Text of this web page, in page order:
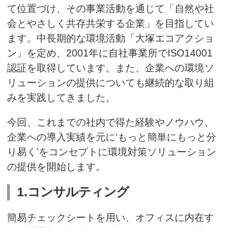
て位置づけ、その事業活動を通じて「自然や社
会とやさしく共存共栄する企業」を目指してい
ます。中長期的な環境活動「大塚エコアクショ
ン」を定め、2001年に自社事業所でISO14001
認証を取得しています。また、企業への環境ソ
リューションの提供についても継続的な取り組
みを実践してきました。
今回、これまでの社内で得た経験やノウハウ、
企業への導入実績を元に‘もっと簡単にもっと分
り易く’をコンセプトに環境対策ソリューション
の提供を開始します。
1.コンサルティング
簡易チェックシートを用い、オフィスに内在す